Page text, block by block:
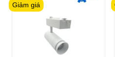
Giảm giá